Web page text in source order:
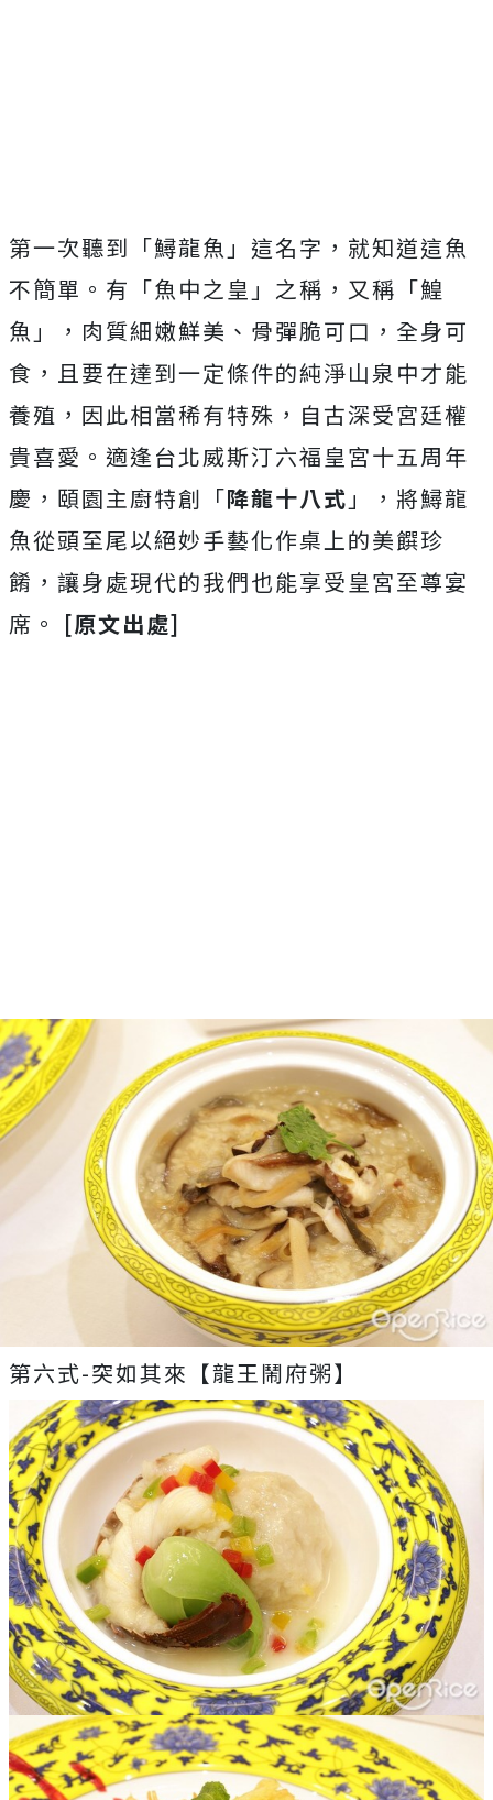
第一次聽到「鱘龍魚」這名字，就知道這魚
不簡單。有「魚中之皇」之稱，又稱「鰉
魚」，肉質細嫩鮮美、骨彈脆可口，全身可
食，且要在達到一定條件的純淨山泉中才能
養殖，因此相當稀有特殊，自古深受宮廷權
貴喜愛。適逢台北威斯汀六福皇宮十五周年
慶，頤園主廚特創「降龍十八式 」，將鱘龍
魚從頭至尾以絕妙手藝化作桌上的美饌珍
餚，讓身處現代的我們也能享受皇宮至尊宴
席。 [原文出處]
第六式-突如其來【龍王鬧府粥】